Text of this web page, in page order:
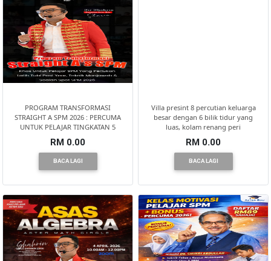
PROGRAM TRANSFORMASI
STRAIGHT A SPM 2026 : PERCUMA
UNTUK PELAJAR TINGKATAN 5
RM 0.00
BACA LAGI
Villa presint 8 percutian keluarga
besar dengan 6 bilik tidur yang
luas, kolam renang peri
RM 0.00
BACA LAGI
SELANGOR(37)
PAHANG(13)
NEGERI
SEMBILAN(10)
KEDAH(13)